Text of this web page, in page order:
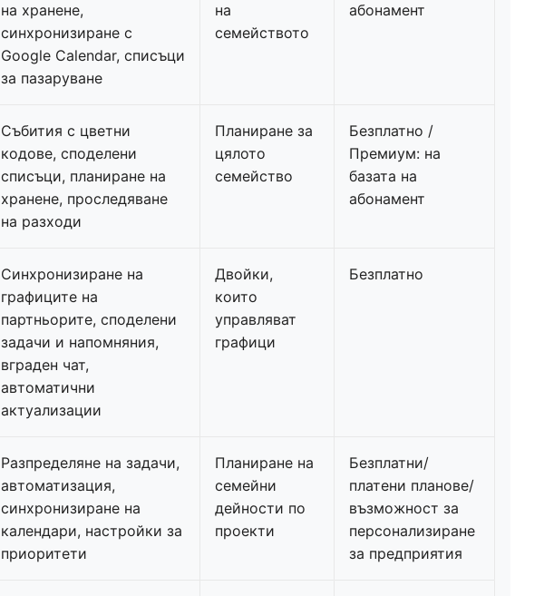
на хранене,
синхронизиране с
Google Calendar, списъци
за пазаруване
на
семейството
абонамент
Събития с цветни
кодове, споделени
списъци, планиране на
хранене, проследяване
на разходи
Планиране за
цялото
семейство
Безплатно /
Премиум: на
базата на
абонамент
Синхронизиране на
графиците на
партньорите, споделени
задачи и напомняния,
вграден чат,
автоматични
актуализации
Двойки,
които
управляват
графици
Безплатно
Разпределяне на задачи,
автоматизация,
синхронизиране на
календари, настройки за
приоритети
Планиране на
семейни
дейности по
проекти
Безплатни/
платени планове/
възможност за
персонализиране
за предприятия